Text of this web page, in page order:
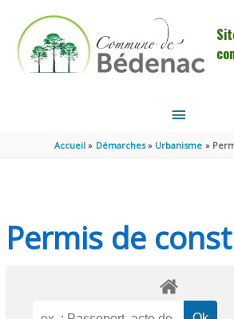
MENU
Accueil Démarches Urbanisme
Permis de